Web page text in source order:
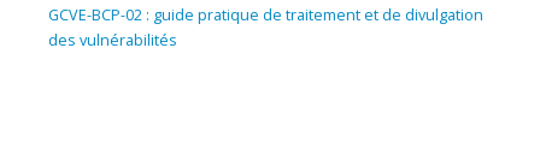
GCVE-BCP-02 : guide pratique de traitement et de divulgation
des vulnérabilités